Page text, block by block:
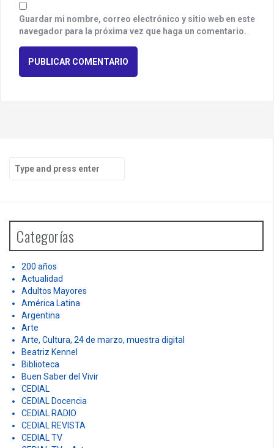
Guardar mi nombre, correo electrónico y sitio web en este
navegador para la próxima vez que haga un comentario.
h
o
Categorías
200 años
Actualidad
Adultos Mayores
América Latina
Argentina
Arte
Arte, Cultura, 24 de marzo, muestra digital
Beatriz Kennel
Biblioteca
Buen Saber del Vivir
CEDIAL
CEDIAL Docencia
CEDIAL RADIO
CEDIAL REVISTA
CEDIAL TV